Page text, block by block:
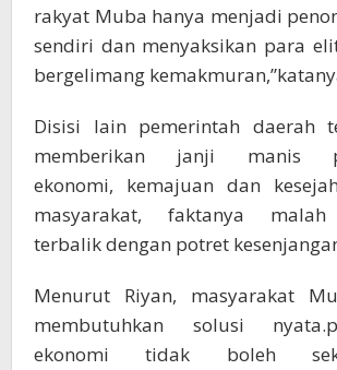
rakyat Muba hanya menjadi
sendiri dan menyaksikan para
bergelimang
Disisi lain pemerintah daerah
memberikan janji manis
ekonomi, kemajuan dan
masyarakat, faktanya
terbalik dengan potret
Menurut Riyan, masyarakat
membutuhkan solusi
ekonomi tidak boleh